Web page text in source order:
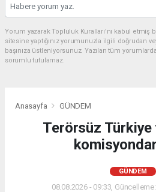
Yorum yazarak Topluluk Kuralları’nı kabul
sitesine yaptığınız yorumunuzla ilgili doğrudan
başınıza üstleniyorsunuz. Yazılan tüm
sorumlu tutulamaz.
Anasayfa GÜNDEM
Terörsüz
GÜNDEM
08.08.2026 - 09:33,